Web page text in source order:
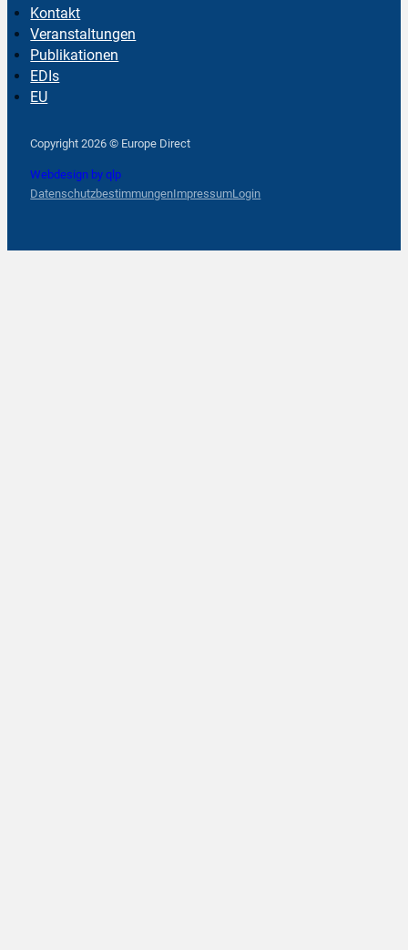
Kontakt
Veranstaltungen
Publikationen
EDIs
EU
Copyright 2026 © Europe Direct
Webdesign by qlp
DatenschutzbestimmungenImpressumLogin